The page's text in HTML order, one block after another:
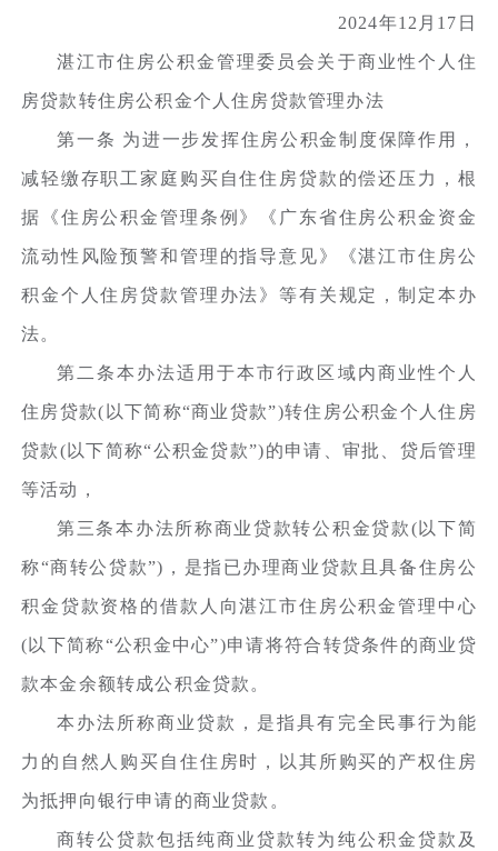
2024年12月17日
湛江市住房公积金管理委员会关于商业性个人住
房贷款转住房公积金个人住房贷款管理办法
第一条 为进一步发挥住房公积金制度保障作用，
减轻缴存职工家庭购买自住住房贷款的偿还压力，根
据《住房公积金管理条例》《广东省住房公积金资金
流动性风险预警和管理的指导意见》《湛江市住房公
积金个人住房贷款管理办法》等有关规定，制定本办
法。
第二条本办法适用于本市行政区域内商业性个人
住房贷款(以下简称“商业贷款”)转住房公积金个人住房
贷款(以下简称“公积金贷款”)的申请、审批、贷后管理
等活动，
第三条本办法所称商业贷款转公积金贷款(以下简
称“商转公贷款”)，是指已办理商业贷款且具备住房公
积金贷款资格的借款人向湛江市住房公积金管理中心
(以下简称“公积金中心”)申请将符合转贷条件的商业贷
款本金余额转成公积金贷款。
本办法所称商业贷款，是指具有完全民事行为能
力的自然人购买自住住房时，以其所购买的产权住房
为抵押向银行申请的商业贷款。
商转公贷款包括纯商业贷款转为纯公积金贷款及